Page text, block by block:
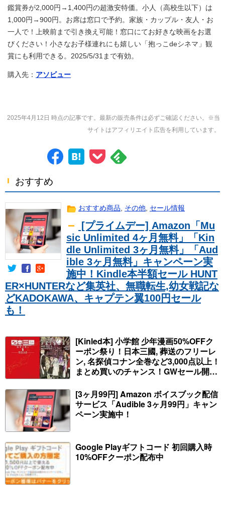
鑑賞券が2,000円→1,400円の超激安特価。小人（高校生以下）は
1,000円→900円。お席は窓口で予約。家族・カップル・友人・お
一人で！上映前まで引き換え可能！窓口にてお好きな映画をお選
びください！小さなお子様連れにも嬉しい「抱っこdeシネマ」観
賞にも利用できる。2025/5/31まで有効。
購入先： アソビュー
2025年4月12日 時点の記事です。最新の販売条件は必ずご確認ください。※当
サイトはアフィリエイト広告を利用しています。
おすすめ
おすすめ商品, その他, セール情報
[プライムデー] Amazon「Mu
sic Unlimited 4ヶ月無料」「Kin
dle Unlimited 3ヶ月無料」「Aud
ible 3ヶ月無料」キャンペーン実
施中！Kindle本半額セール HUNT
ER×HUNTERなど集英社、無職転生,幼女戦記な
どKADOKAWA、キャプテン翼100円セール
も！
[Kinled本] 小学館 少年漫画50%OFFク
ーポン祭り！日本三國, 葬送のフリーレ
ン, 名探偵コナン全巻など3,000点以上！
まとめ買いのチャンス！GWセール開
関連本がセールに！
[3ヶ月99円] Amazon ボイスブック配信
サービス「Audible 3ヶ月99円」キャン
ペーン実施中！
Google Playギフトコード 初回購入時
10%OFFクーポン配布中